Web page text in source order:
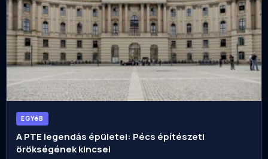
EGYéB
A PTE legendás épületei: Pécs építészeti
örökségének kincsei